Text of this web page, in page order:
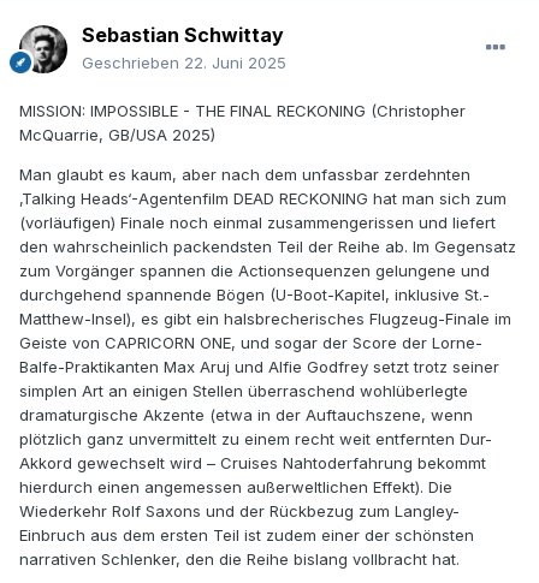
Sebastian Schwittay
Geschrieben 22. Juni 2025
MISSION: IMPOSSIBLE - THE FINAL RECKONING (Christopher
McQuarrie, GB/USA 2025)
Man glaubt es kaum, aber nach dem unfassbar zerdehnten
‚Talking Heads‘-Agentenfilm DEAD RECKONING hat man sich zum
(vorläufigen) Finale noch einmal zusammengerissen und liefert
den wahrscheinlich packendsten Teil der Reihe ab. Im Gegensatz
zum Vorgänger spannen die Actionsequenzen gelungene und
durchgehend spannende Bögen (U-Boot-Kapitel, inklusive St.-
Matthew-Insel), es gibt ein halsbrecherisches Flugzeug-Finale im
Geiste von CAPRICORN ONE, und sogar der Score der Lorne-
Balfe-Praktikanten Max Aruj und Alfie Godfrey setzt trotz seiner
simplen Art an einigen Stellen überraschend wohlüberlegte
dramaturgische Akzente (etwa in der Auftauchszene, wenn
plötzlich ganz unvermittelt zu einem recht weit entfernten Dur-
Akkord gewechselt wird – Cruises Nahtoderfahrung bekommt
hierdurch einen angemessen außerweltlichen Effekt). Die
Wiederkehr Rolf Saxons und der Rückbezug zum Langley-
Einbruch aus dem ersten Teil ist zudem einer der schönsten
narrativen Schlenker, den die Reihe bislang vollbracht hat.